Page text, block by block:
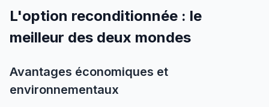
L'option reconditionnée : le
meilleur des deux mondes
Avantages économiques et
environnementaux